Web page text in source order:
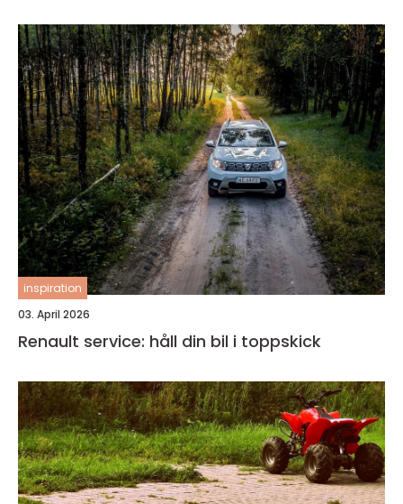
inspiration
03. April 2026
Renault service: håll din bil i toppskick